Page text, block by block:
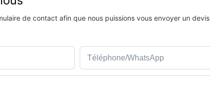
de contact afin que nous puissions vous envoyer un devis
Téléphone/WhatsApp